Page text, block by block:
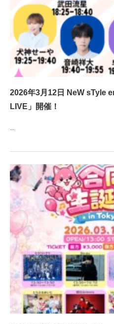
2026年3月12日 NeW sTyle
LIVE」開催！
...